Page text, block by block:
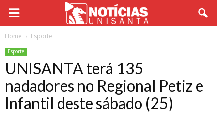
Home Esporte
Esporte
UNISANTA terá 135
nadadores no Regional Petiz e
Infantil deste sábado (25)